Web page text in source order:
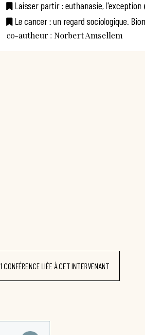
Laisser partir : euthanasie, l'exception
Le cancer : un regard sociologique.
co-autheur : Norbert Amsellem
1 CONFÉRENCE LIÉE À CET INTERVENANT